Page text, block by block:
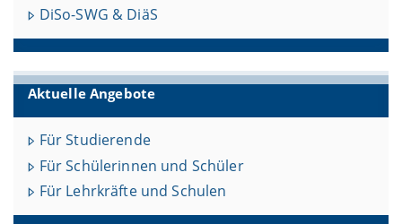
DiSo-SWG & DiäS
Aktuelle Angebote
Für Studierende
Für Schülerinnen und Schüler
Für Lehrkräfte und Schulen